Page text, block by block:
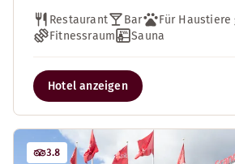
Restaurant Bar
Für Haustiere
Fitnessraum
Sauna
Hotel anzeigen
3.8